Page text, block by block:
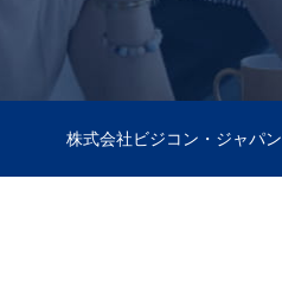
株式会社ビジコン・ジャパン